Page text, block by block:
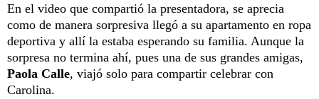
En el video que compartió la presentadora, se aprecia
como de manera sorpresiva llegó a su apartamento en ropa
deportiva y allí la estaba esperando su familia. Aunque la
sorpresa no termina ahí, pues una de sus grandes amigas,
Paola Calle, viajó solo para compartir celebrar con
Carolina.